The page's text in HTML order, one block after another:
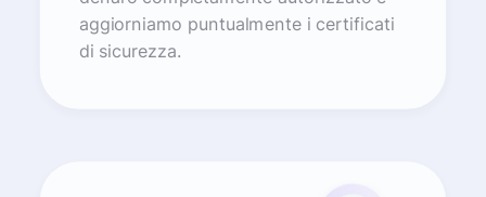
aggiorniamo puntualmente i certificati
di sicurezza.